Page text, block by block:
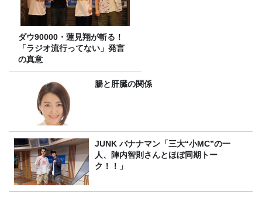
ダウ90000・蓮見翔が斬る！
「ラジオ流行ってない」発言
の真意
腸と肝臓の関係
JUNK バナナマン「三大“小MC”の一
人、陣内智則さんとほぼ同期トー
ク！！」